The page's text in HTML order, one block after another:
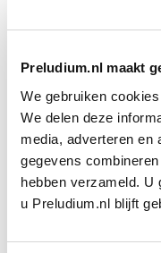
Preludium.nl maakt
We gebruiken
We delen deze
media, adverteren en
gegevens
hebben verzameld. U
u Preludium.nl blijft